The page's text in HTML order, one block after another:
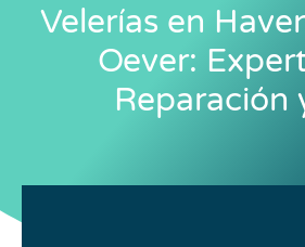
Velerías en
Oever:
Reparación